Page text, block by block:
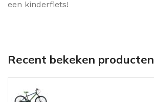
een kinderfiets!
Recent bekeken producten